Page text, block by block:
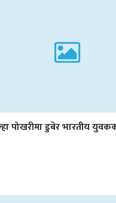
पोखरीमा डुबेर भारतीय